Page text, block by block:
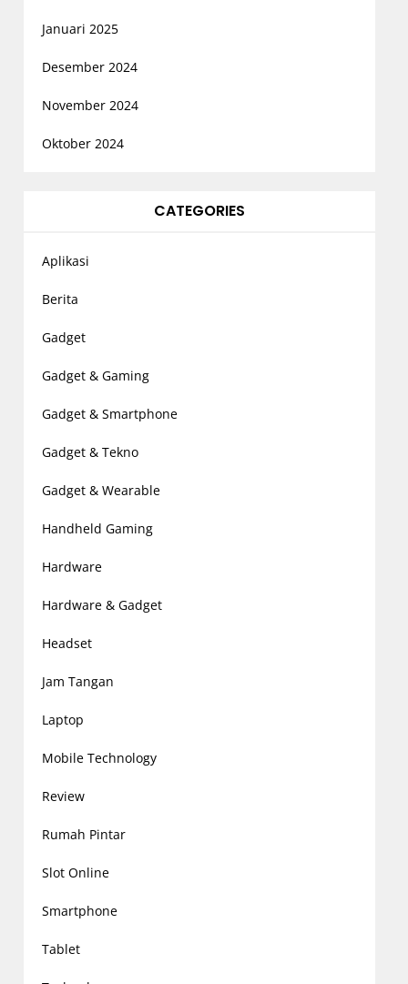
Januari 2025
Desember 2024
November 2024
Oktober 2024
CATEGORIES
Aplikasi
Berita
Gadget
Gadget & Gaming
Gadget & Smartphone
Gadget & Tekno
Gadget & Wearable
Handheld Gaming
Hardware
Hardware & Gadget
Headset
Jam Tangan
Laptop
Mobile Technology
Review
Rumah Pintar
Slot Online
Smartphone
Tablet